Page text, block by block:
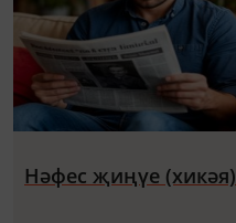
Нәфес җиңүе (хикәя)